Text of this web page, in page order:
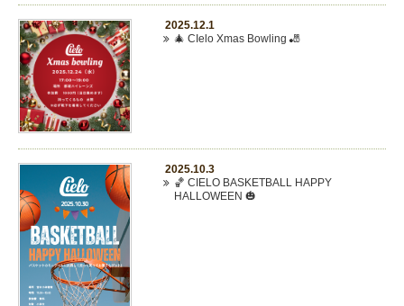
2025.12.1
🎄 CIelo Xmas Bowling 🎳
2025.10.3
🏀 CIELO BASKETBALL HAPPY
HALLOWEEN 🎃